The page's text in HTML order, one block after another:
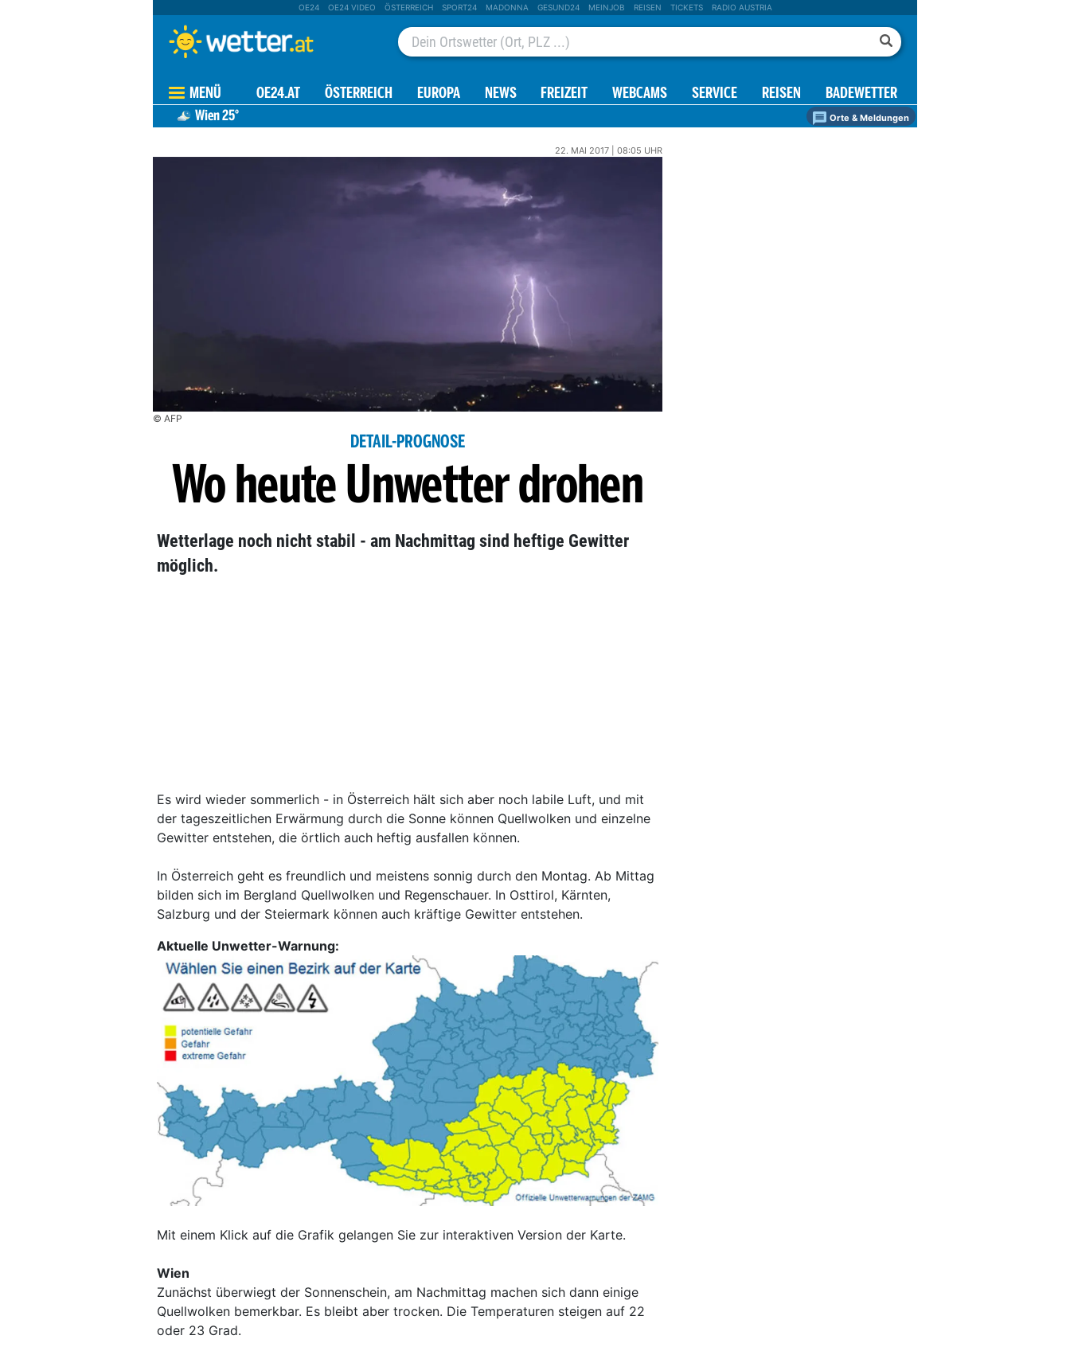
OE24 OE24 VIDEO ÖSTERREICH SPORT24 MADONNA GESUND24 MEINJOB REISEN TICKETS RADIO AUSTRIA
MENÜ OE24.AT ÖSTERREICH EUROPA NEWS FREIZEIT WEBCAMS SERVICE REISEN BADEWETTER
Wien25° Orte & Meldungen
22. MAI 2017 | 08:05 UHR
© AFP
DETAIL-PROGNOSE
Wo heute Unwetter drohen
Wetterlage noch nicht stabil - am Nachmittag sind heftige Gewitter
möglich.
Es wird wieder sommerlich - in Österreich hält sich aber noch labile Luft, und mit
der tageszeitlichen Erwärmung durch die Sonne können Quellwolken und einzelne
Gewitter entstehen, die örtlich auch heftig ausfallen können.
In Österreich geht es freundlich und meistens sonnig durch den Montag. Ab Mittag
bilden sich im Bergland Quellwolken und Regenschauer. In Osttirol, Kärnten,
Salzburg und der Steiermark können auch kräftige Gewitter entstehen.
Aktuelle Unwetter-Warnung:
Mit einem Klick auf die Grafik gelangen Sie zur interaktiven Version der Karte.
Wien
Zunächst überwiegt der Sonnenschein, am Nachmittag machen sich dann einige
Quellwolken bemerkbar. Es bleibt aber trocken. Die Temperaturen steigen auf 22
oder 23 Grad.